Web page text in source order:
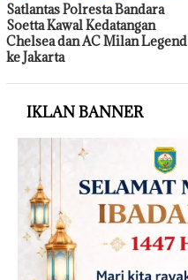
Satlantas Polresta Bandara
Soetta Kawal Kedatangan
Chelsea dan AC Milan Legend
ke Jakarta
IKLAN BANNER